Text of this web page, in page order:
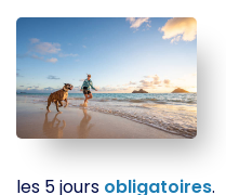
les 5 jours obligatoires.